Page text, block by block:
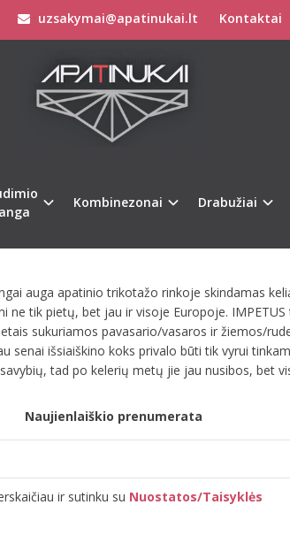
uzsakymai@apatinukai.lt Kontaktai
Kombinezonai Drabužiai
auga apatinio trikotažo rinkoje skindamas
tik pietų, bet jau ir visoje Europoje.
sukuriamos pavasario/vasaros ir žiemos/
išsiaiškino koks privalo būti tik vyrui
tad po kelerių metų jie jau nusibos, bet
Naujienlaiškio prenumerata
ir sutinku su Nuostatos/Taisyklės